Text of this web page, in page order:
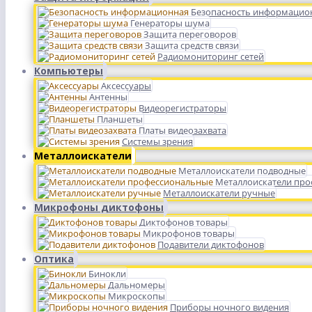
Безопасность
Генераторы шума
Защита переговоров
Защита средств связи
Радиомониторинг сетей
Компьютеры
Аксессуары
Антенны
Видеорегистраторы
Планшеты
Платы видеозахвата
Системы зрения
Металлоискатели
Металлоискатели подводные
Металлоискатели
Металлоискатели ручные
Микрофоны диктофоны
Диктофонов товары
Микрофонов товары
Подавители диктофонов
Оптика
Бинокли
Дальномеры
Микроскопы
Приборы ночного видения